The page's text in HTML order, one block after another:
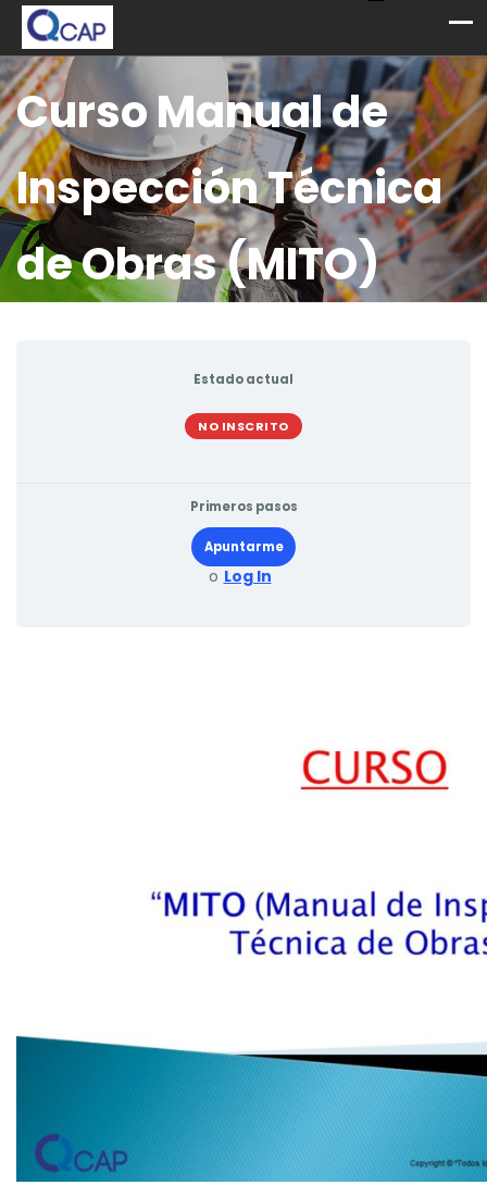
Curso Manual de
Inspección Técnica
de Obras (MITO)
Estado actual
NO INSCRITO
Primeros pasos
Apuntarme
o Log In